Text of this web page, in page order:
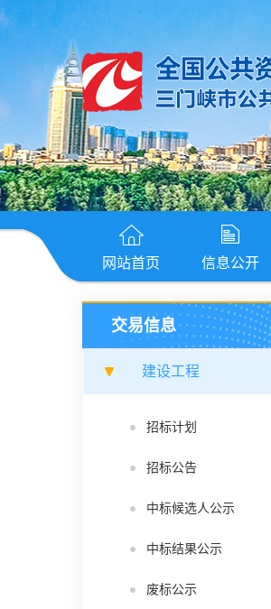
网站首页 信息公开
交易信息
建设工程
招标计划
招标公告
中标候选人公示
中标结果公示
废标公示